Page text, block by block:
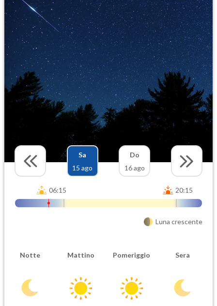
Sa
15 ago
Do
16 ago
06:15 20:15
Luna crescente
Notte Mattino Pomeriggio Sera